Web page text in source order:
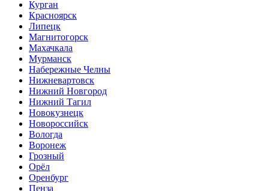
Курган
Красноярск
Липецк
Магнитогорск
Махачкала
Мурманск
Набережные Челны
Нижневартовск
Нижний Новгород
Нижний Тагил
Новокузнецк
Новороссийск
Вологда
Воронеж
Грозный
Орёл
Оренбург
Пенза